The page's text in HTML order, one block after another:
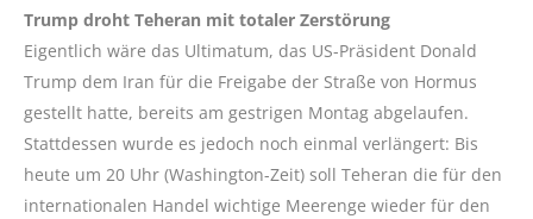
Trump droht Teheran mit totaler Zerstörung
Eigentlich wäre das Ultimatum, das US-Präsident Donald
Trump dem Iran für die Freigabe der Straße von Hormus
gestellt hatte, bereits am gestrigen Montag abgelaufen.
Stattdessen wurde es jedoch noch einmal verlängert: Bis
heute um 20 Uhr (Washington-Zeit) soll Teheran die für den
internationalen Handel wichtige Meerenge wieder für den